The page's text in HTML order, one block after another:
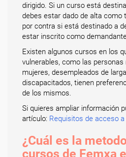
dirigido. Si un curso está
debes estar dado de alta como
por contra si está destinado a
estar inscrito como
Existen algunos cursos en los
vulnerables, como las personas
mujeres, desempleados de
discapacitados, tienen
de los mismos.
Si quieres ampliar información
artículo: Requisitos de acceso
¿Cuál es la
cursos de Femxa